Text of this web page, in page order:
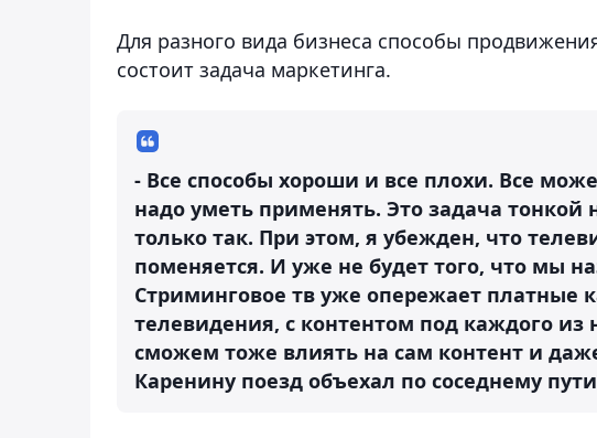
Для разного вида бизнеса способы
состоит задача маркетинга.
- Все способы хороши и все плохи. Все
надо уметь применять. Это задача
только так. При этом, я убежден, что
поменяется. И уже не будет того, что мы
Стриминговое тв уже опережает платные
телевидения, с контентом под каждого из
сможем тоже влиять на сам контент и
Каренину поезд объехал по соседнему